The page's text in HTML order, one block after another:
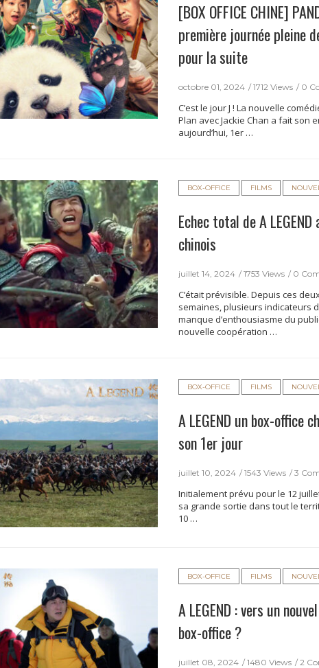
[BOX OFFICE CHINE]
première journée pleine
pour la suite
octobre 01, 2024 1712 Views 0
C’est le jour J ! La nouvelle
Plan avec Jackie Chan a fait son
aujourd’hui, 1er …
BOX-OFFICE FILMS
Echec total de A
chinois
juillet 14, 2024 1753 Views 0
C’était prévisible. Depuis ces
semaines, plusieurs indicateurs
manque d’enthousiasme du
nouvelle coopération …
BOX-OFFICE FILMS
A LEGEND un box-office
son 1er jour
juillet 10, 2024 1543 Views 3
Initialement prévu pour le 12
sa grande sortie dans tout le
10 …
BOX-OFFICE FILMS
A LEGEND : vers un
box-office ?
juillet 08, 2024 1480 Views 2